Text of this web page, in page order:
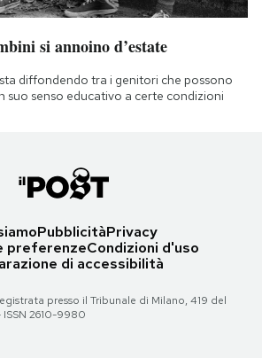
si annoino d’estate
diffondendo tra i genitori che possono
suo senso educativo a certe condizioni
PubblicitàPrivacy
preferenzeCondizioni d'uso
di accessibilità
presso il Tribunale di Milano, 419 del
2610-9980